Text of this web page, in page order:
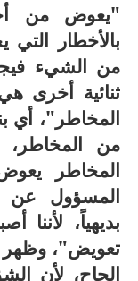
"يعوض من
بالأخطار
من الشيء
ثنائية أخرى هي
المخاطر"، أي
من المخاطر،
المخاطر
المسؤول عن
بديهياً،
تعويض"، وظهر
إلحاح، لأن